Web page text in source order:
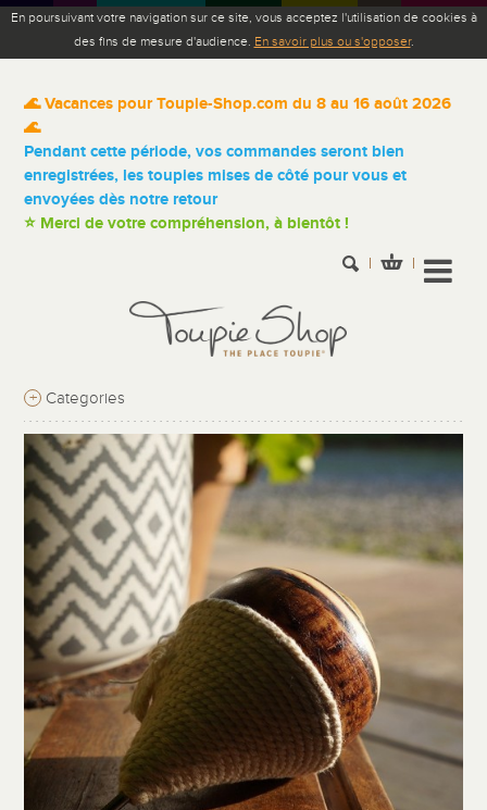
En poursuivant votre navigation sur ce site, vous acceptez l'utilisation de cookies à
des fins de mesure d'audience. En savoir plus ou s'opposer.
🌊 Vacances pour Toupie-Shop.com du 8 au 16 août 2026
🌊
Pendant cette période, vos commandes seront bien
enregistrées, les toupies mises de côté pour vous et
envoyées dès notre retour
⭐ Merci de votre compréhension, à bientôt !
+ Categories